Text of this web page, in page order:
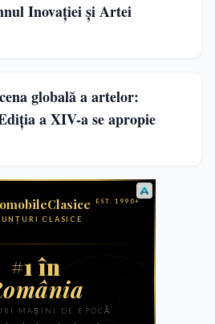
Inovației și Artei
globală a artelor:
a XIV-a se apropie